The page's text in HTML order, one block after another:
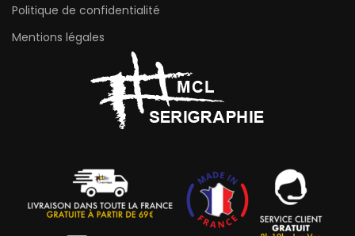
Politique de confidentialité
Mentions légales